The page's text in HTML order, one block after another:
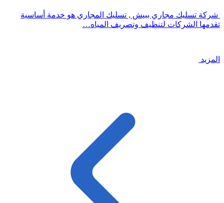
شركة تسليك مجاري ببيش , تسليك المجاري هو خدمة أساسية
تقدمها الشركات لتنظيف وتصريف المياه…
المزيد